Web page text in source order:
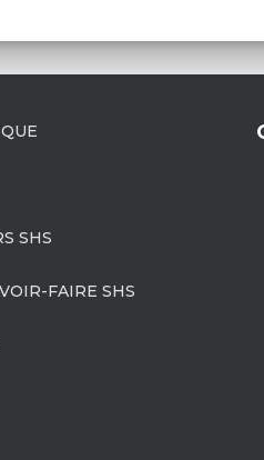
SHS
FAIRE SHS